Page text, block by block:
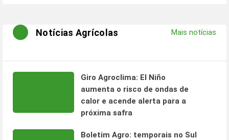
Notícias Agrícolas Mais notícias
Giro Agroclima: El Niño
aumenta o risco de ondas de
calor e acende alerta para a
próxima safra
Boletim Agro: temporais no Sul